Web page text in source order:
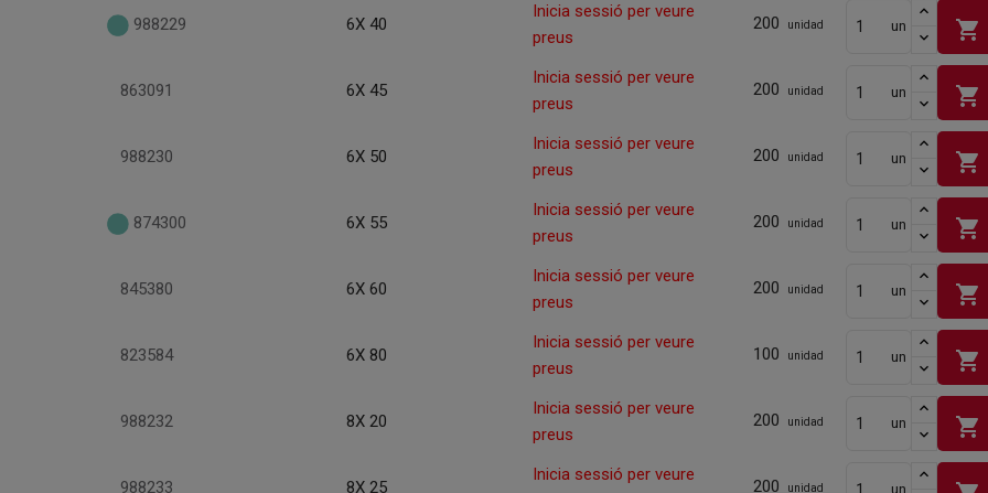
988229 6X 40
Inicia sessió per veure
preus
200 unidad un shopping_cart
863091 6X 45
Inicia sessió per veure
preus
200 unidad un shopping_cart
988230 6X 50
Inicia sessió per veure
preus
200 unidad un shopping_cart
874300 6X 55
Inicia sessió per veure
preus
200 unidad un shopping_cart
845380 6X 60
Inicia sessió per veure
preus
200 unidad un shopping_cart
823584 6X 80
Inicia sessió per veure
preus
100 unidad un shopping_cart
988232 8X 20
Inicia sessió per veure
preus
200 unidad un shopping_cart
988233 8X 25
Inicia sessió per veure
200 unidad un